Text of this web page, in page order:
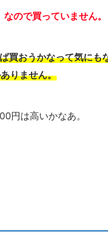
ので買っていません。
買おうかなって気にも
りません。
円は高いかなあ。